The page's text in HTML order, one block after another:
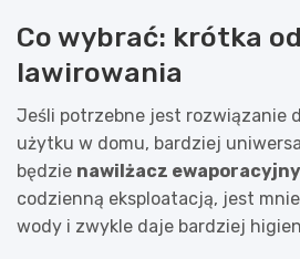
Co wybrać: krótka
lawirowania
Jeśli potrzebne jest rozwiązanie
użytku w domu, bardziej
będzie nawilżacz ewaporacyjny
codzienną eksploatacją, jest
wody i zwykle daje bardziej